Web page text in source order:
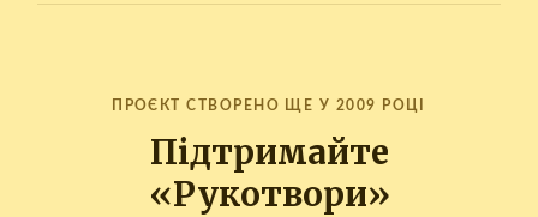
ПРОЄКТ СТВОРЕНО ЩЕ У 2009 РОЦІ
Підтримайте
«Рукотвори»